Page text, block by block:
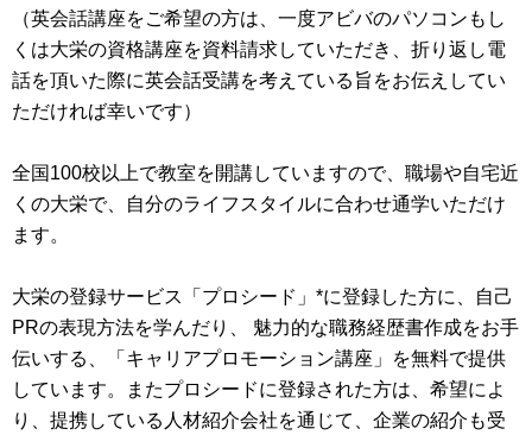
（英会話講座をご希望の方は、一度アビバのパソコンもし
くは大栄の資格講座を資料請求していただき、折り返し電
話を頂いた際に英会話受講を考えている旨をお伝えしてい
ただければ幸いです）
全国100校以上で教室を開講していますので、職場や自宅近
くの大栄で、自分のライフスタイルに合わせ通学いただけ
ます。
大栄の登録サービス「プロシード」*に登録した方に、自己
PRの表現方法を学んだり、 魅力的な職務経歴書作成をお手
伝いする、「キャリアプロモーション講座」を無料で提供
しています。またプロシードに登録された方は、希望によ
り、提携している人材紹介会社を通じて、企業の紹介も受